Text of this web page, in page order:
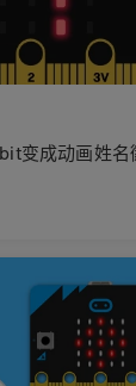
变成动画姓名